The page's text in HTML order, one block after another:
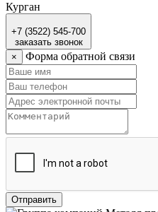
Курган
+7 (3522) 545-700
заказать звонок
×
Форма обратной связи
Отправить